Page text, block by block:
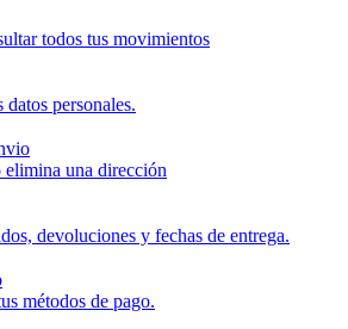
todos tus movimientos
personales.
una dirección
devoluciones y fechas de entrega.
métodos de pago.